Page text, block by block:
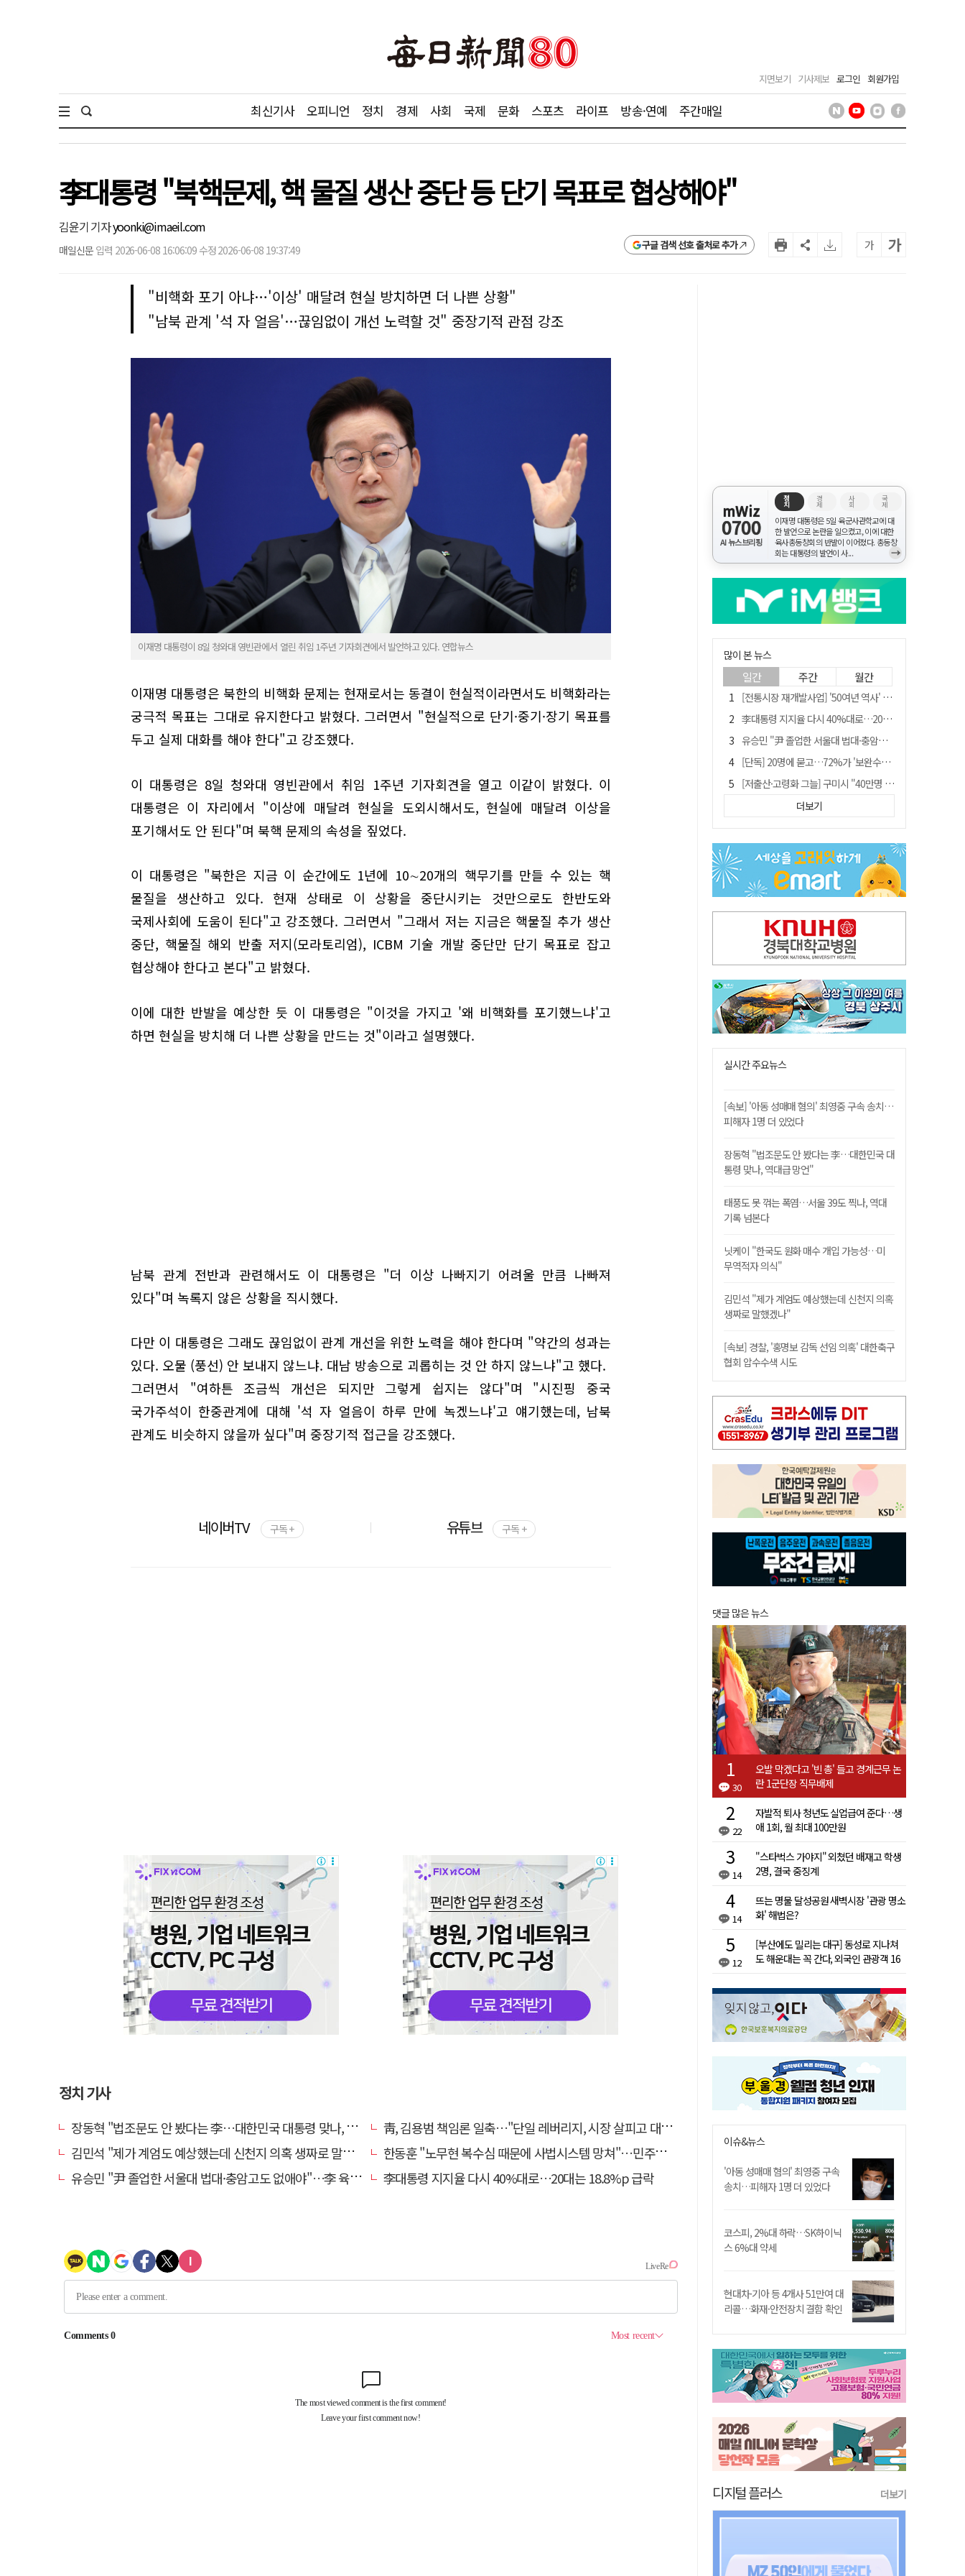
지면보기 기사제보 로그인 회원가입
최신기사 오피니언 정치 경제 사회 국제 문화 스포츠 라이프 방송·연예 주간매일
李대통령 "북핵문제, 핵 물질 생산 중단 등 단기 목표로 협상해야"
김윤기 기자yoonki@imaeil.com
매일신문 입력 2026-06-08 16:06:09 수정 2026-06-08 19:37:49 구글 검색 선호 출처로 추가 가 가
"비핵화 포기 아냐…'이상' 매달려 현실 방치하면 더 나쁜 상황"
"남북 관계 '석 자 얼음'…끊임없이 개선 노력할 것" 중장기적 관점 강조
이재명 대통령이 8일 청와대 영빈관에서 열린 취임 1주년 기자회견에서 발언하고 있다. 연합뉴스
이재명 대통령은 북한의 비핵화 문제는 현재로서는 동결이 현실적이라면서도 비핵화라는
궁극적 목표는 그대로 유지한다고 밝혔다. 그러면서 "현실적으로 단기·중기·장기 목표를
두고 실제 대화를 해야 한다"고 강조했다.
이 대통령은 8일 청와대 영빈관에서 취임 1주년 기자회견을 열고 이같이 밝혔다. 이
대통령은 이 자리에서 "이상에 매달려 현실을 도외시해서도, 현실에 매달려 이상을
포기해서도 안 된다"며 북핵 문제의 속성을 짚었다.
이 대통령은 "북한은 지금 이 순간에도 1년에 10∼20개의 핵무기를 만들 수 있는 핵
물질을 생산하고 있다. 현재 상태로 이 상황을 중단시키는 것만으로도 한반도와
국제사회에 도움이 된다"고 강조했다. 그러면서 "그래서 저는 지금은 핵물질 추가 생산
중단, 핵물질 해외 반출 저지(모라토리엄), ICBM 기술 개발 중단만 단기 목표로 잡고
협상해야 한다고 본다"고 밝혔다.
이에 대한 반발을 예상한 듯 이 대통령은 "이것을 가지고 '왜 비핵화를 포기했느냐'고
하면 현실을 방치해 더 나쁜 상황을 만드는 것"이라고 설명했다.
남북 관계 전반과 관련해서도 이 대통령은 "더 이상 나빠지기 어려울 만큼 나빠져
있다"며 녹록지 않은 상황을 직시했다.
다만 이 대통령은 그래도 끊임없이 관계 개선을 위한 노력을 해야 한다며 "약간의 성과는
있다. 오물 (풍선) 안 보내지 않느냐. 대남 방송으로 괴롭히는 것 안 하지 않느냐"고 했다.
그러면서 "여하튼 조금씩 개선은 되지만 그렇게 쉽지는 않다"며 "시진핑 중국
국가주석이 한중관계에 대해 '석 자 얼음이 하루 만에 녹겠느냐'고 얘기했는데, 남북
관계도 비슷하지 않을까 싶다"며 중장기적 접근을 강조했다.
네이버TV 구독 + 유튜브 구독 +
정치 기사
장동혁 "법조문도 안 봤다는 李…대한민국 대통령 맞나, 역대급 망언"
靑, 김용범 책임론 일축…"단일 레버리지, 시장 살피고 대책 챙길 때"
김민석 "제가 계엄도 예상했는데 신천지 의혹 생짜로 말했겠나"
한동훈 "노무현 복수심 때문에 사법시스템 망쳐"…민주당 맹공
유승민 "尹 졸업한 서울대 법대·충암고도 없애야"…李 육사 통합 직격
李대통령 지지율 다시 40%대로…20대는 18.8%p 급락
mWiz
0700
AI 뉴스브리핑
정
치
경
제
사
회
국
제
이재명 대통령은 5일 육군사관학교에 대
한 발언으로 논란을 일으켰고, 이에 대한
육사총동창회의 반발이 이어졌다. 총동창
회는 대통령의 발언이 사...
→
많이 본 뉴스
일간 주간 월간
[전통시장 재개발사업] '50여년 역사' 수성시장 자리에 25층 주상복합 들어선다
李대통령 지지율 다시 40%대로…20대는 18.8%p 급락
유승민 "尹 졸업한 서울대 법대·충암고도 없애야"…李 육사 통합 직격
[단독] 20명에 묻고…72%가 '보완수사권 폐지'?
[저출산·고령화 그늘] 구미시 "40만명 사수" 고령군 "3만명대 회복"
[전통시장 재개발사업] 신천시장 재개발, 준공 후에도 소송전
안동-사가에, "50년 우정 넘어 미래 50년 함께 연다"
[인사]경상북도
"김용민, 흑백논리로 세상 보는 듯" 검찰 내부서 지탄
더보기
실시간 주요뉴스
[속보] '아동 성매매 혐의' 최영중 구속 송치…
피해자 1명 더 있었다
장동혁 "법조문도 안 봤다는 李…대한민국 대
통령 맞나, 역대급 망언"
태풍도 못 꺾는 폭염…서울 39도 찍나, 역대
기록 넘본다
닛케이 "한국도 원화 매수 개입 가능성…미
무역적자 의식"
김민석 "제가 계엄도 예상했는데 신천지 의혹
생짜로 말했겠나"
[속보] 경찰, '홍명보 감독 선임 의혹' 대한축구
협회 압수수색 시도
댓글 많은 뉴스
30
오발 막겠다고 '빈 총' 들고 경계근무 논
란 1군단장 직무배제
22
자발적 퇴사 청년도 실업급여 준다…생
애 1회, 월 최대 100만원
14
"스타벅스 가야지" 외쳤던 배재고 학생
2명, 결국 중징계
14
뜨는 명물 달성공원 새벽시장 '관광 명소
화' 해법은?
12
[부산에도 밀리는 대구] 동성로 지나쳐
도 해운대는 꼭 간다, 외국인 관광객 16
이슈&뉴스
'아동 성매매 혐의' 최영중 구속
송치…피해자 1명 더 있었다
코스피, 2%대 하락…SK하이닉
스 6%대 약세
현대차·기아 등 4개사 51만여 대
리콜…화재·안전장치 결함 확인
디지털 플러스 더보기